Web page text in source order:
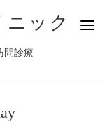
ック
問診療